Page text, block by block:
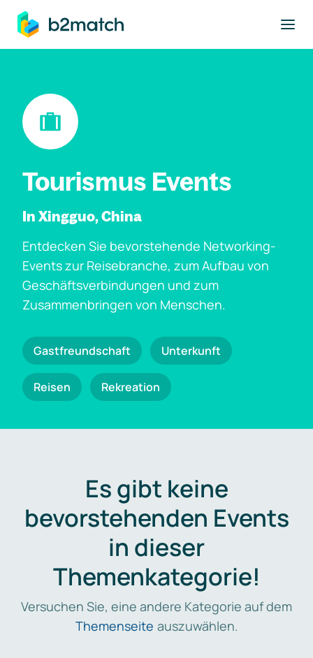
springen
Tourismus Events
In Xingguo, China
Entdecken Sie bevorstehende Networking-
Events zur Reisebranche, zum Aufbau von
Geschäftsverbindungen und zum
Zusammenbringen von Menschen.
Gastfreundschaft Unterkunft
Reisen Rekreation
Es gibt keine
bevorstehenden Events
in dieser
Themenkategorie!
Versuchen Sie, eine andere Kategorie auf dem
Themenseite auszuwählen.